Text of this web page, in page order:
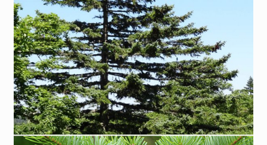
Корзина
Оформление заказа
Оплата и доставка
Мой аккаунт
Отправить сообщение